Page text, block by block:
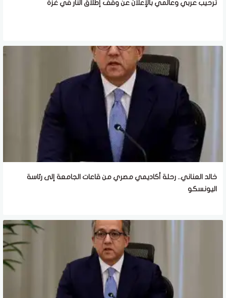
ترحيب عربي وعالمي بالإعلان عن وقف إطلاق النار في غزة
خالد العناني.. رحلة أكاديمي مصري من قاعات الجامعة إلى رئاسة
اليونسكو